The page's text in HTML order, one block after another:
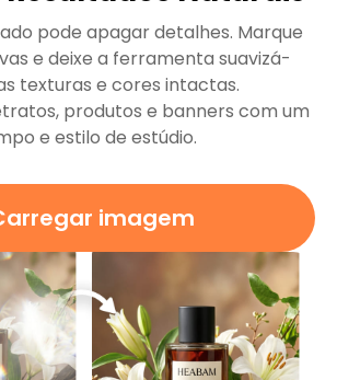
pode apagar detalhes. Marque
e deixe a ferramenta suavizá-
texturas e cores intactas.
produtos e banners com um
e estilo de estúdio.
imagem